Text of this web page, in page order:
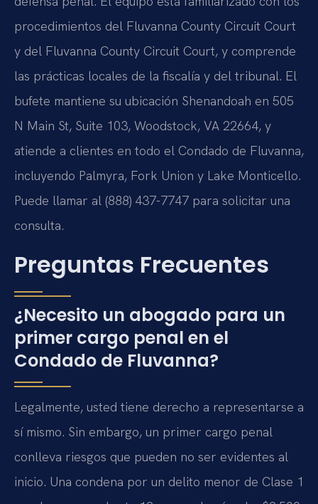
procedimientos del Fluvanna County Circuit Court
y del Fluvanna County Circuit Court, y comprende
las prácticas locales de la fiscalía y del tribunal. El
bufete mantiene su ubicación Shenandoah en 505
N Main St, Suite 103, Woodstock, VA 22664, y
atiende a clientes en todo el Condado de Fluvanna,
incluyendo Palmyra, Fork Union y Lake Monticello.
Puede llamar al (888) 437-7747 para solicitar una
consulta.
Preguntas Frecuentes
¿Necesito un abogado para un
primer cargo penal en el
Condado de Fluvanna?
Legalmente, usted tiene derecho a representarse a
sí mismo. Sin embargo, un primer cargo penal
conlleva riesgos que pueden no ser evidentes al
inicio. Una condena por un delito menor de Clase 1